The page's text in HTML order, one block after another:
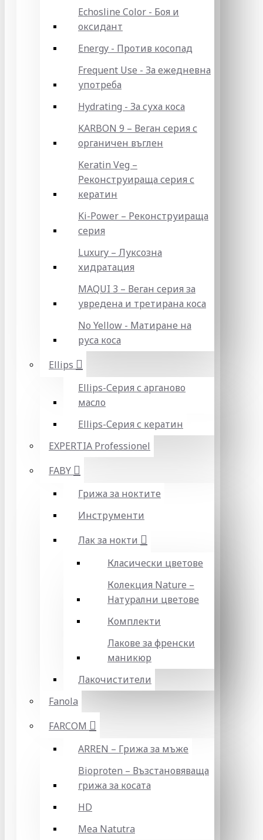
Echosline Color - Боя и
оксидант
Energy - Против косопад
Frequent Use - За ежедневна
употреба
Hydrating - За суха коса
KARBON 9 – Веган серия с
органичен въглен
Keratin Veg –
Реконструираща серия с
кератин
Ki-Power – Реконструираща
серия
Luxury – Луксозна
хидратация
MAQUI 3 – Веган серия за
увредена и третирана коса
No Yellow - Матиране на
руса коса
Ellips
Ellips-Серия с арганово
масло
Ellips-Серия с кератин
EXPERTIA Professionel
FABY
Грижа за ноктите
Инструменти
Лак за нокти
Класически цветове
Колекция Nature –
Натурални цветове
Комплекти
Лакове за френски
маникюр
Лакочистители
Fanola
FARCOM
ARREN – Грижа за мъже
Bioproten – Възстановяваща
грижа за косата
HD
Mea Natutra